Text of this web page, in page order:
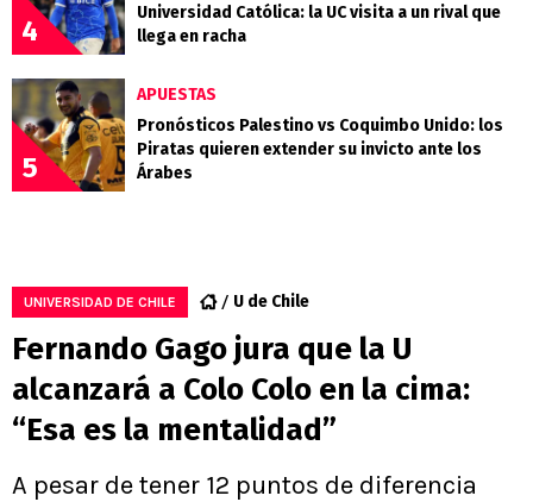
4
Universidad Católica: la UC visita a un rival que
llega en racha
5
APUESTAS
Pronósticos Palestino vs Coquimbo Unido: los
Piratas quieren extender su invicto ante los
Árabes
UNIVERSIDAD DE CHILE U de Chile
Fernando Gago jura que la U
alcanzará a Colo Colo en la cima:
“Esa es la mentalidad”
A pesar de tener 12 puntos de diferencia